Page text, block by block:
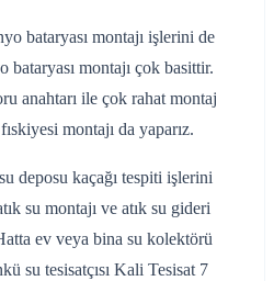
bataryası montajı işlerini de
bataryası montajı çok basittir.
anahtarı ile çok rahat montaj
montajı da yaparız.
deposu kaçağı tespiti işlerini
su montajı ve atık su gideri
ev veya bina su kolektörü
su tesisatçısı Kali Tesisat 7